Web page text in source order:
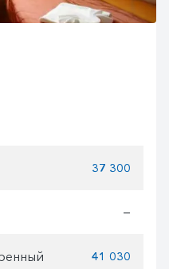
37 300
—
41 030